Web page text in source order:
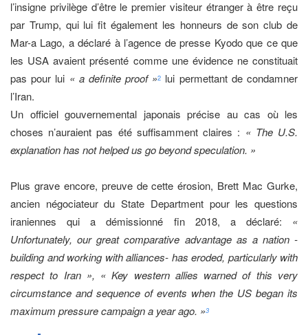
l’insigne privilège d’être le premier visiteur étranger à être reçu
par Trump, qui lui fit également les honneurs de son club de
Mar-a Lago, a déclaré à l’agence de presse Kyodo que ce que
les USA avaient présenté comme une évidence ne constituait
pas pour lui « a definite proof »2 lui permettant de condamner
l’Iran.
Un officiel gouvernemental japonais précise au cas où les
choses n’auraient pas été suffisamment claires : « The U.S.
explanation has not helped us go beyond speculation. »
Plus grave encore, preuve de cette érosion, Brett Mac Gurke,
ancien négociateur du State Department pour les questions
iraniennes qui a démissionné fin 2018, a déclaré: «
Unfortunately, our great comparative advantage as a nation -
building and working with alliances- has eroded, particularly with
respect to Iran », « Key western allies warned of this very
circumstance and sequence of events when the US began its
maximum pressure campaign a year ago. »3